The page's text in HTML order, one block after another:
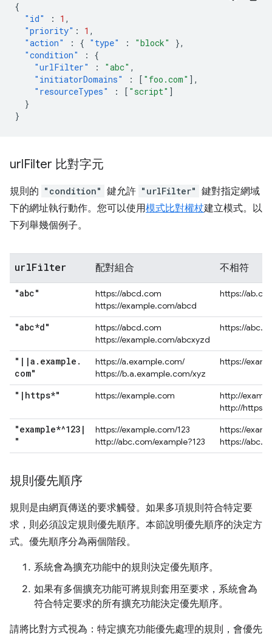
{
"id"
: 1 ,
"priority" : 1 ,
"action"
: { "type" : "block"
},
"condition"
:
{
"urlFilter"
: "abc" ,
"initiatorDomains"
: [ "foo.com" ],
"resourceTypes"
: [ "script" ]
}
}
urlFilter 比對字元
規則的 "condition" 鍵允許 "urlFilter" 鍵對指定網域
下的網址執行動作。您可以使用模式比對權杖建立模式。以
下列舉幾個例子。
urlFilter 配對組合 不相符
"abc"
https://abcd.com
https://example.com/abcd
https://
"abc*d"
https://abcd.com
https://example.com/abcxyzd
https://
" | |a . example .
com"
https://a.example.com/
https://b.a.example.com/xyz
https://
" | https*" https://example.com
http://
http://
"example*^123 |
"
https://example.com/123
http://abc.com/example?123
https://
https://
規則優先順序
規則是由網頁傳送的要求觸發。如果多項規則符合特定要
求，則必須設定規則優先順序。本節說明優先順序的決定方
式。優先順序分為兩個階段。
系統會為擴充功能中的規則決定優先順序。
如果有多個擴充功能可將規則套用至要求，系統會為
符合特定要求的所有擴充功能決定優先順序。
請將比對方式視為：特定擴充功能優先處理的規則，會優先